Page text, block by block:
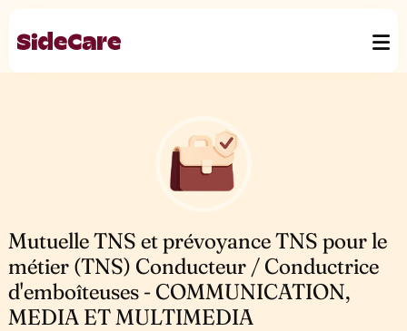
Mutuelle TNS et prévoyance TNS pour le
métier (TNS) Conducteur / Conductrice
d'emboîteuses - COMMUNICATION,
MEDIA ET MULTIMEDIA